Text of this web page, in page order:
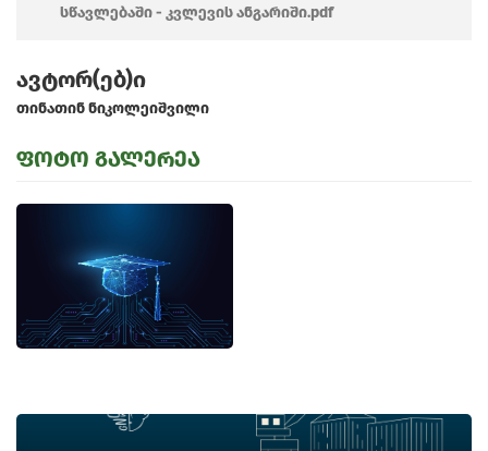
სწავლებაში - კვლევის ანგარიში.pdf
ავტორ(ებ)ი
თინათინ ნიკოლეიშვილი
ფოტო გალერეა